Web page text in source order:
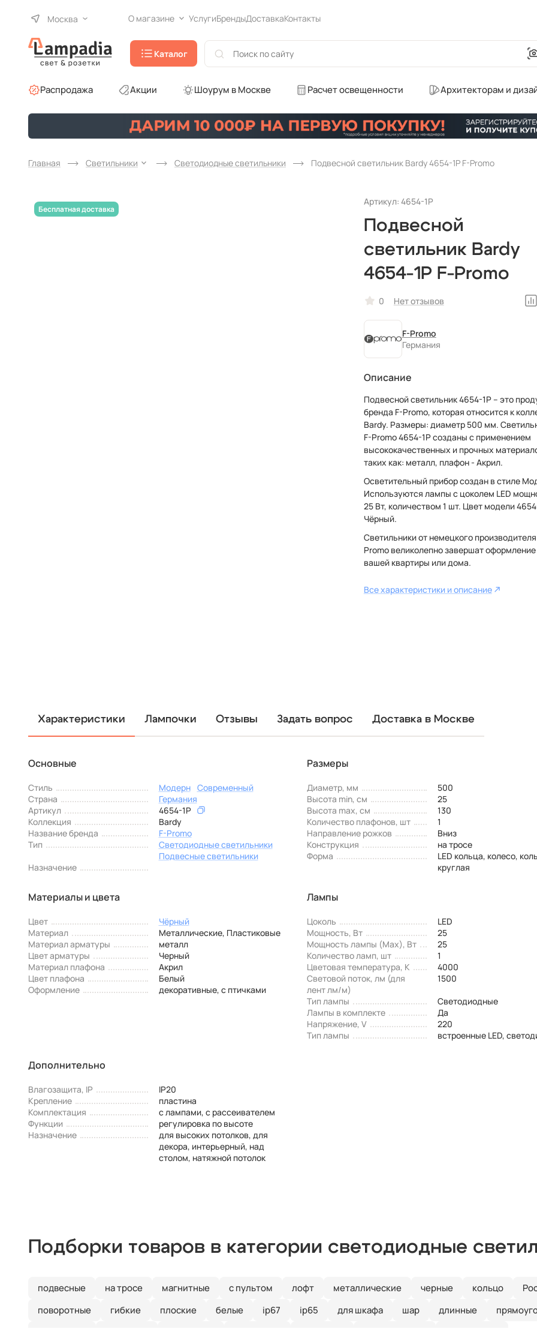
Москва О магазине УслугиБрендыДоставкаКонтакты
Каталог
Распродажа Акции Шоурум в Москве Расчет освещенности Архитекторам и
Главная Светильники Светодиодные светильники Подвесной светильник Bardy 4654-1P F-Promo
Артикул: 4654-1P
Подвесной
светильник Bardy
4654-1P F-Promo
0 Нет отзывов
F-Promo
Германия
Описание
Подвесной светильник 4654-1P – это
бренда F-Promo, которая относится к
Bardy. Размеры: диаметр 500 мм. Светильники
F-Promo 4654-1P созданы с применением
высококачественных и прочных
таких как: металл, плафон - Акрил.
Осветительный прибор создан в стиле
Используются лампы с цоколем LED
25 Вт, количеством 1 шт. Цвет модели
Чёрный.
Светильники от немецкого
Promo великолепно завершат оформление
вашей квартиры или дома.
Все характеристики и описание
Характеристики Лампочки Отзывы Задать вопрос Доставка в Москве
Основные
Стиль Модерн
Современный
Страна
Германия
Артикул
4654-1P
Коллекция
Bardy
Название бренда
F-Promo
Тип
Светодиодные светильники
Подвесные светильники
Назначение
Размеры
Диаметр, мм
500
Высота min, см
25
Высота max, см
130
Количество плафонов, шт
1
Направление рожков
Вниз
Конструкция
на тросе
Форма
LED кольца, колесо,
круглая
Материалы и цвета
Цвет
Чёрный
Материал
Металлические, Пластиковые
Материал арматуры
металл
Цвет арматуры
Черный
Материал плафона
Акрил
Цвет плафона
Белый
Оформление
декоративные, с птичками
Лампы
Цоколь
LED
Мощность, Вт
25
Мощность лампы (Max), Вт
25
Количество ламп, шт
1
Цветовая температура, К
4000
Световой поток, лм (для
лент лм/м)
1500
Тип лампы
Светодиодные
Лампы в комплекте
Да
Напряжение, V
220
Тип лампы
встроенные LED,
Дополнительно
Влагозащита, IP
IP20
Крепление
пластина
Комплектация
с лампами, с рассеивателем
Функции
регулировка по высоте
Назначение
для высоких потолков, для
декора, интерьерный, над
столом, натяжной потолок
Подборки товаров в категории светодиодные
подвесные на тросе магнитные с пультом лофт металлические черные кольцо
поворотные
гибкие плоские белые ip67 ip65 для шкафа шар длинные